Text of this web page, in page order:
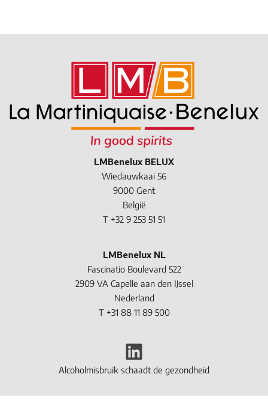
LMBenelux BELUX
Wiedauwkaai 56
9000 Gent
België
T +32 9 253 51 51
LMBenelux NL
Fascinatio Boulevard 522
2909 VA Capelle aan den IJssel
Nederland
T +31 88 11 89 500
LinkedIn
Alcoholmisbruik schaadt de gezondheid